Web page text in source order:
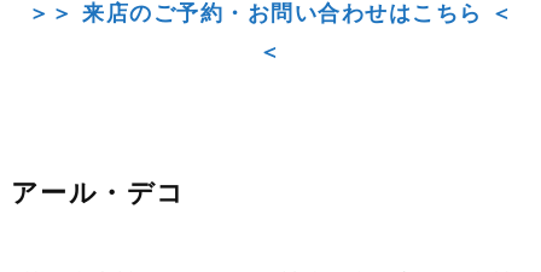
＞＞ 来店のご予約・お問い合わせはこちら ＜
＜
アール・デコ